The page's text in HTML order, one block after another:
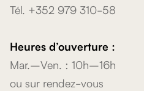
Tél. +352 979 310-58
Heures d’ouverture :
Mar.–Ven. : 10h–16h
ou sur rendez-vous